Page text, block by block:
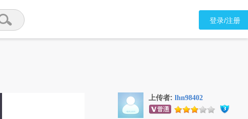
登录/注册
上传者: lhn98402